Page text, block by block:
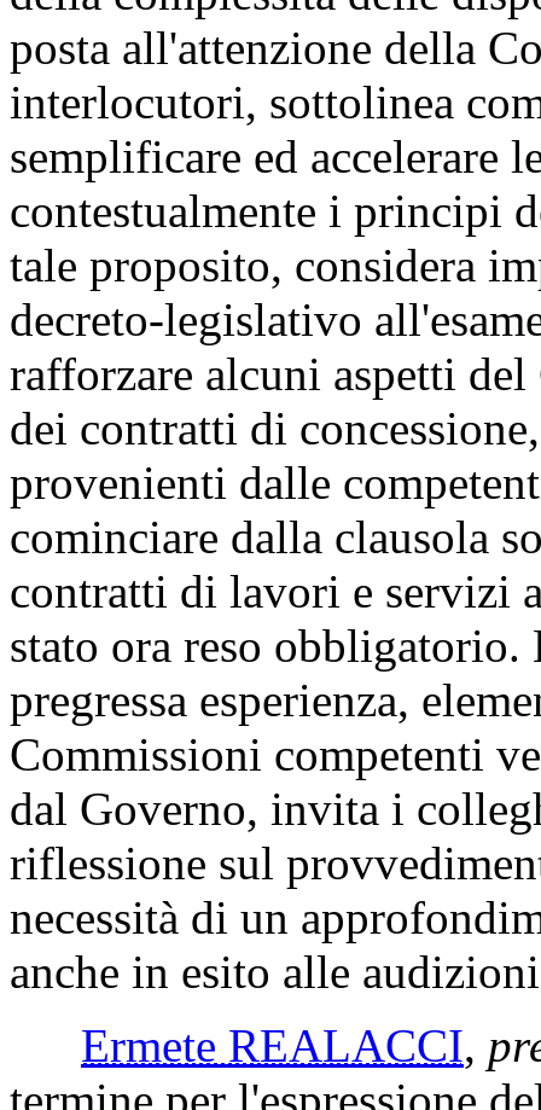
Enrico BORGHI (PD),
della complessità delle
posta all'attenzione della
interlocutori, sottolinea
semplificare ed accelerare
contestualmente i principi
tale proposito, considera
decreto-legislativo
rafforzare alcuni aspetti
dei contratti di
provenienti dalle
cominciare dalla clausola
contratti di lavori e servizi
stato ora reso obbligatorio.
pregressa esperienza,
Commissioni competenti
dal Governo, invita i
riflessione sul
necessità di un
anche in esito alle